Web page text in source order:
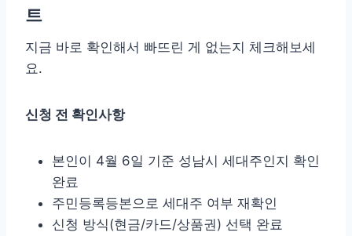
트
지금 바로 확인해서 빠뜨린 게 없는지 체크해보세
요.
신청 전 확인사항
본인이 4월 6일 기준 성남시 세대주인지 확인
완료
주민등록등본으로 세대주 여부 재확인
신청 방식(현금/카드/상품권) 선택 완료